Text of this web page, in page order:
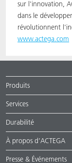
sur l'innovation,
dans le
révolutionnent
www.actega.com
Produits
Services
Durabilité
À propos d’ACTEGA
Presse & Événements